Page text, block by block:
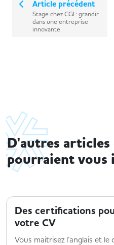
Article précédent
Stage chez CGI : grandir
dans une entreprise
innovante
D'autres articles
pourraient vous
Des certifications
votre CV
Vous maitrisez l’anglais et